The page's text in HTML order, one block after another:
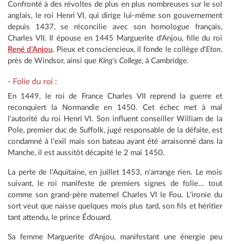
Confronté à des révoltes de plus en plus nombreuses sur le sol
anglais, le roi Henri VI, qui dirige lui-même son gouvernement
depuis 1437, se réconcilie avec son homologue français,
Charles VII. Il épouse en 1445 Marguerite d'Anjou, fille du roi
René d'Anjou. Pieux et consciencieux, il fonde le collège d'Eton,
près de Windsor, ainsi que King's College, à Cambridge.
- Folie du roi :
En 1449, le roi de France Charles VII reprend la guerre et
reconquiert la Normandie en 1450. Cet échec met à mal
l'autorité du roi Henri VI. Son influent conseiller William de la
Pole, premier duc de Suffolk, jugé responsable de la défaite, est
condamné à l'exil mais son bateau ayant été arraisonné dans la
Manche, il est aussitôt décapité le 2 mai 1450.
La perte de l'Aquitaine, en juillet 1453, n'arrange rien. Le mois
suivant, le roi manifeste de premiers signes de folie... tout
comme son grand-père maternel Charles VI le Fou. L'ironie du
sort veut que naisse quelques mois plus tard, son fils et héritier
tant attendu, le prince Édouard.
Sa femme Marguerite d'Anjou, manifestant une énergie peu